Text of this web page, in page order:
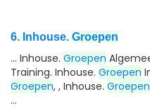
6. Inhouse. Groepen
... Inhouse. Groepen
Training. Inhouse. Groepen
Groepen, , Inhouse. Groepen
...